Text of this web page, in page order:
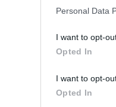
Personal Data
I want to opt-
Opted In
I want to opt-
Opted In